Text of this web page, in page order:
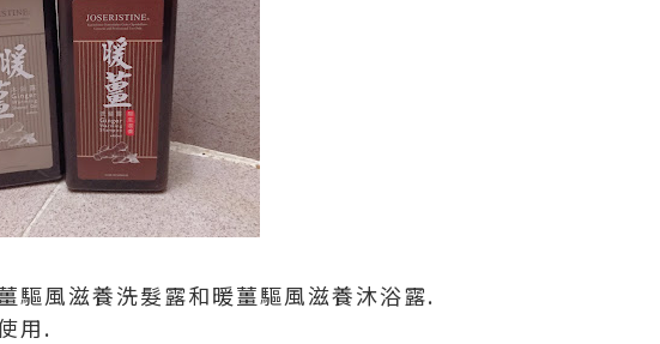
驅風滋養洗髮露和暖薑驅風滋養沐浴露.
用.